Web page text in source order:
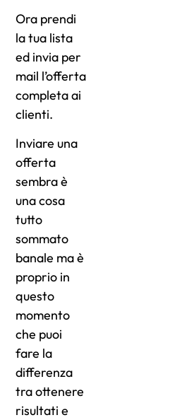
Ora prendi
la tua lista
ed invia per
mail l’offerta
completa ai
clienti.
Inviare una
offerta
sembra è
una cosa
tutto
sommato
banale ma è
proprio in
questo
momento
che puoi
fare la
differenza
tra ottenere
risultati e